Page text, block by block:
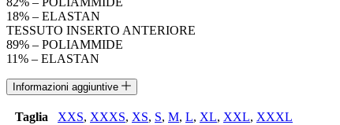
18% – ELASTAN
TESSUTO INSERTO ANTERIORE
89% – POLIAMMIDE
11% – ELASTAN
Informazioni aggiuntive
Taglia XXS, XXXS, XS, S, M, L, XL, XXL, XXXL